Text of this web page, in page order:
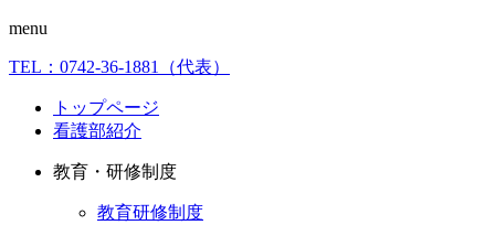
menu
TEL： 0742-36-1881 （代表）
トップページ
看護部紹介
教育・研修制度
教育研修制度